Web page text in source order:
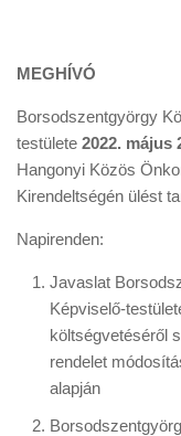
MEGHÍVÓ
Borsodszentgyörgy
testülete 2022. május
Hangonyi Közös
Kirendeltségén ülést
Napirenden:
Javaslat
Képviselő-
költségvetéséről
rendelet
alapján